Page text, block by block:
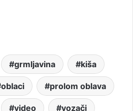
grmljavina kiša
oblaci prolom oblava
video vozači